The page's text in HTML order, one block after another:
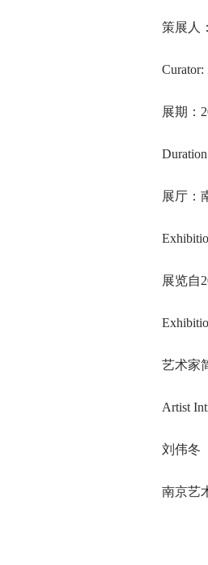
策展人
Curator:
展期：
展厅：
展览自
艺术家
Artist
刘伟冬
南京艺